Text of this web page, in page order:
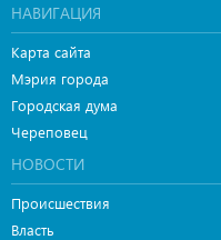
НАВИГАЦИЯ
Карта сайта
Мэрия города
Городская дума
Череповец
НОВОСТИ
Происшествия
Власть